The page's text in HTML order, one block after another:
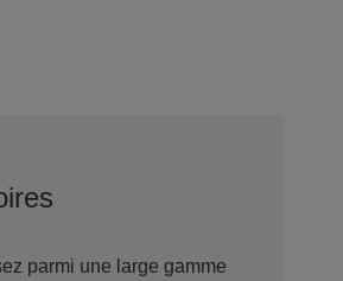
parmi une large gamme